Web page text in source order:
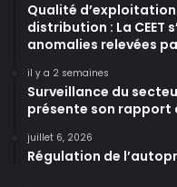
Qualité
distribution : La CEET
anomalies relevées par
il y a 2 semaines
Surveillance du
présente son rapport
juillet 6, 2026
Régulation de